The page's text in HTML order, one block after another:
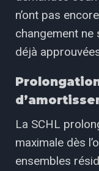
n’ont pas
changement ne
déjà
La SCHL
maximale dès
ensembles